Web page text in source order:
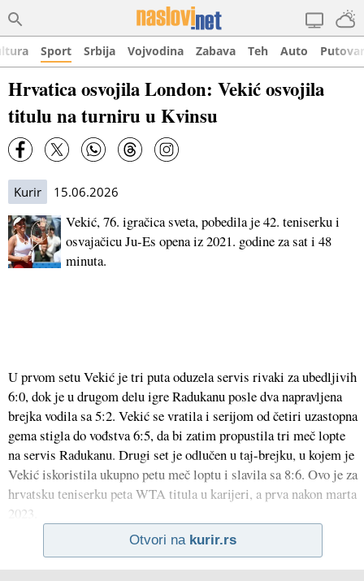
Sport Srbija Vojvodina Zabava Teh Auto
Hrvatica osvojila London: Vekić osvojila
titulu na turniru u Kvinsu
Kurir 15.06.2026
Vekić, 76. igračica sveta, pobedila je 42. teniserku i
osvajačicu Ju-Es opena iz 2021. godine za sat i 48
minuta.
U prvom setu Vekić je tri puta oduzela servis rivaki za ubedljivih
6:0, dok je u drugom delu igre Radukanu posle dva napravljena
brejka vodila sa 5:2. Vekić se vratila i serijom od četiri uzastopna
gema stigla do vođstva 6:5, da bi zatim propustila tri meč lopte
na servis Radukanu. Drugi set je odlučen u taj-brejku, u kojem je
Vekić iskoristila ukupno petu meč loptu i slavila sa 8:6. Ovo je za
hrvatsku teniserku peta WTA titula u karijeri, a prva nakon marta
2023.
Otvori na kurir.rs